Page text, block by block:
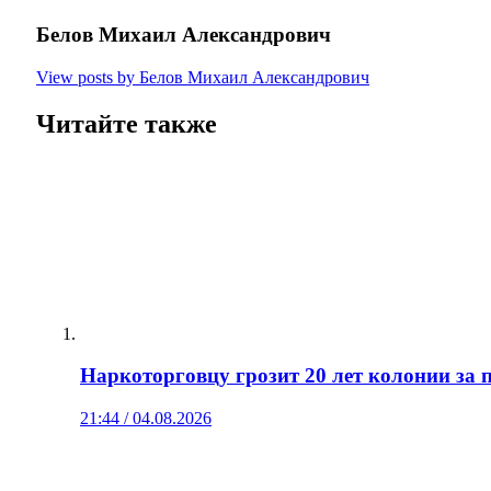
Белов Михаил Александрович
View posts by Белов Михаил Александрович
Читайте также
Наркоторговцу грозит 20 лет колонии
21:44 / 04.08.2026